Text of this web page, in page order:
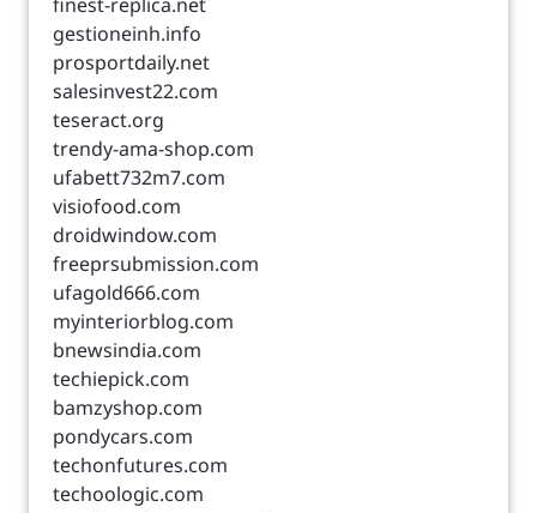
gestioneinh.info
prosportdaily.net
salesinvest22.com
teseract.org
trendy-ama-shop.com
ufabett732m7.com
visiofood.com
droidwindow.com
freeprsubmission.com
ufagold666.com
myinteriorblog.com
bnewsindia.com
techiepick.com
bamzyshop.com
pondycars.com
techonfutures.com
techoologic.com